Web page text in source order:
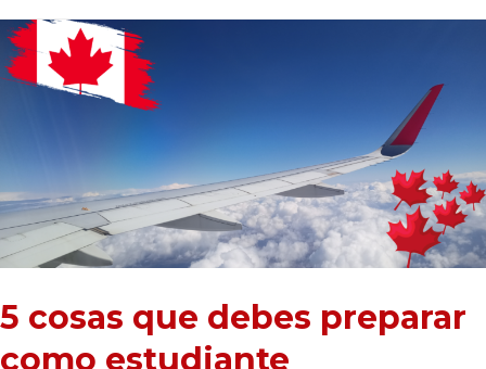
5 cosas que debes preparar
como estudiante